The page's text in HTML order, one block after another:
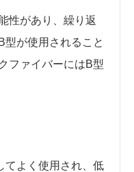
性があり、繰り返
型が使用されること
ファイバーにはB型
てよく使用され、低